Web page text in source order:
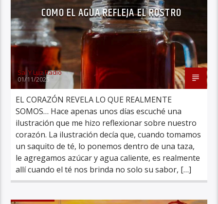
COMO EL AGUA REFLEJA EL ROSTRO
Sal Y Luz Radio
01/11/2025
EL CORAZÓN REVELA LO QUE REALMENTE
SOMOS… Hace apenas unos días escuché una
ilustración que me hizo reflexionar sobre nuestro
corazón. La ilustración decía que, cuando tomamos
un saquito de té, lo ponemos dentro de una taza,
le agregamos azúcar y agua caliente, es realmente
allí cuando el té nos brinda no solo su sabor, […]